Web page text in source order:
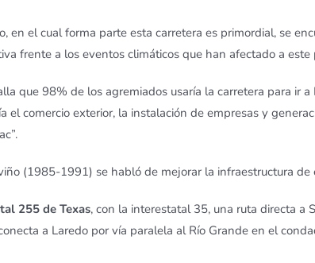
en el cual forma parte esta carretera es primordial, se
frente a los eventos climáticos que han afectado a
que 98% de los agremiados usaría la carretera para ir
el comercio exterior, la instalación de empresas y
(1985-1991) se habló de mejorar la infraestructura
255 de Texas, con la interestatal 35, una ruta directa a
a Laredo por vía paralela al Río Grande en el